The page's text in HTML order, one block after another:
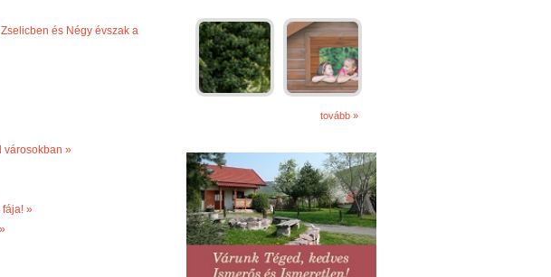
és Négy évszak a
városokban »
fája! »
tovább »